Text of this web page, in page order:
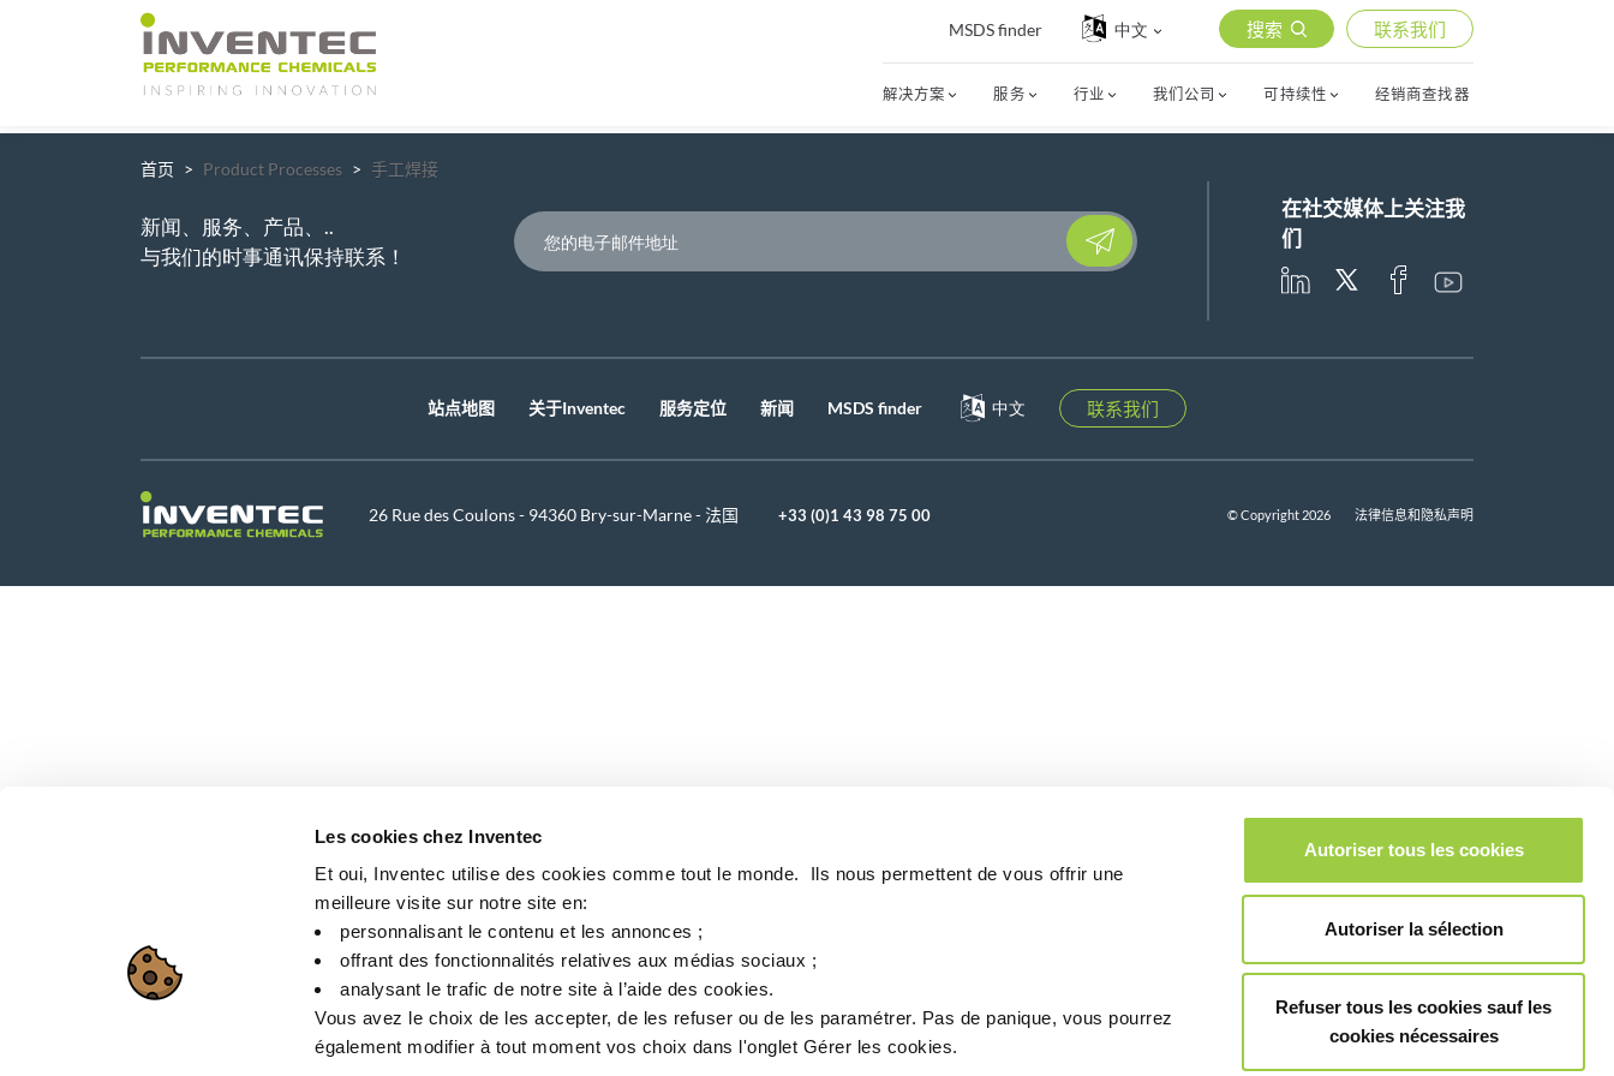
Les cookies chez Inventec
Et oui, Inventec utilise des cookies comme tout le monde. ​ Ils nous permettent de vous offrir une
meilleure visite sur notre site en:​
personnalisant le contenu et les annonces ;​
offrant des fonctionnalités relatives aux médias sociaux ; ​
analysant le trafic de notre site à l’aide des cookies.​
Vous avez le choix de les accepter, de les refuser ou de les paramétrer.​ Pas de panique, vous pourrez
également modifier à tout moment vos choix dans l'onglet Gérer les cookies.​ ​ ​
Autoriser tous les cookies
Autoriser la sélection
Refuser tous les cookies sauf les
cookies nécessaires
Main Navigation
MSDS finder 中文 搜索 联系我们
解决方案 服务 行业 我们公司 可持续性 经销商查找器
首页 Product Processes 手工焊接
新闻、服务、产品、..
与我们的时事通讯保持联系！
Please leave this field empty.
在社交媒体上关注我
们
站点地图 关于Inventec 服务定位 新闻 MSDS finder 中文 联系我们
26 Rue des Coulons - 94360 Bry-sur-Marne - 法国 +33 (0)1 43 98 75 00 © Copyright 2026 法律信息和隐私声明